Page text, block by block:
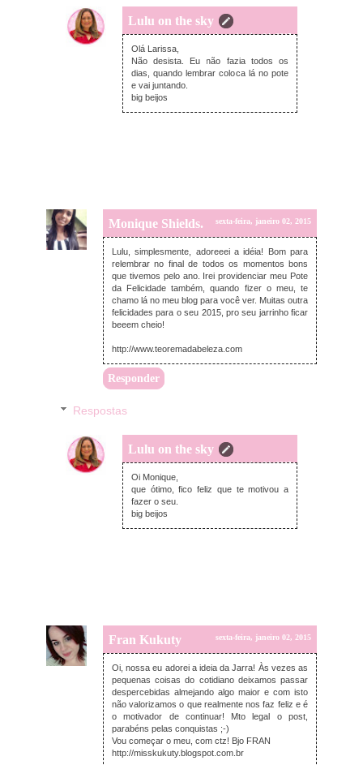
Lulu on the sky
domingo, janeiro 04, 2015
Olá Larissa,
Não desista. Eu não fazia todos os
dias, quando lembrar coloca lá no pote
e vai juntando.
big beijos
Monique Shields. sexta-feira, janeiro 02, 2015
Lulu, simplesmente, adoreeei a idéia! Bom para
relembrar no final de todos os momentos bons
que tivemos pelo ano. Irei providenciar meu Pote
da Felicidade também, quando fizer o meu, te
chamo lá no meu blog para você ver. Muitas outra
felicidades para o seu 2015, pro seu jarrinho ficar
beeem cheio!
http://www.teoremadabeleza.com
Responder
Respostas
Lulu on the sky
domingo, janeiro 04, 2015
Oi Monique,
que ótimo, fico feliz que te motivou a
fazer o seu.
big beijos
Fran Kukuty sexta-feira, janeiro 02, 2015
Oi, nossa eu adorei a ideia da Jarra! Às vezes as
pequenas coisas do cotidiano deixamos passar
despercebidas almejando algo maior e com isto
não valorizamos o que realmente nos faz feliz e é
o motivador de continuar! Mto legal o post,
parabéns pelas conquistas ;-)
Vou começar o meu, com ctz! Bjo FRAN
http://misskukuty.blogspot.com.br